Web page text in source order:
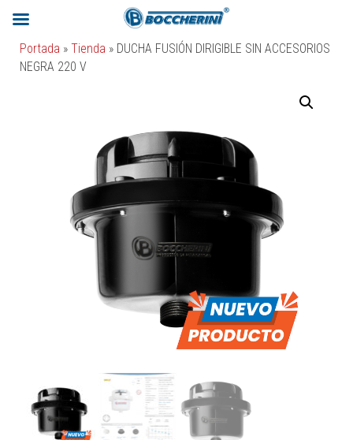
Portada » Tienda » DUCHA FUSIÓN DIRIGIBLE SIN ACCESORIOS
NEGRA 220 V